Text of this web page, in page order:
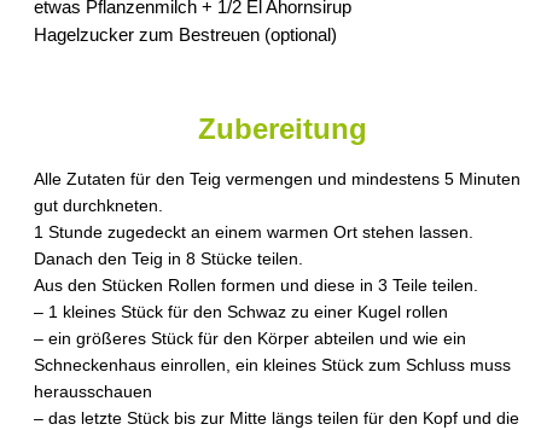
etwas Pflanzenmilch + 1/2 El Ahornsirup
Hagelzucker zum Bestreuen (optional)
Zubereitung
Alle Zutaten für den Teig vermengen und mindestens 5 Minuten
gut durchkneten.
1 Stunde zugedeckt an einem warmen Ort stehen lassen.
Danach den Teig in 8 Stücke teilen.
Aus den Stücken Rollen formen und diese in 3 Teile teilen.
– 1 kleines Stück für den Schwaz zu einer Kugel rollen
– ein größeres Stück für den Körper abteilen und wie ein
Schneckenhaus einrollen, ein kleines Stück zum Schluss muss
herausschauen
– das letzte Stück bis zur Mitte längs teilen für den Kopf und die